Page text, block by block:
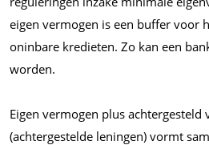
eigen vermogen is een buffer voor
oninbare kredieten. Zo kan een
worden.
Eigen vermogen plus achtergesteld
(achtergestelde leningen) vormt